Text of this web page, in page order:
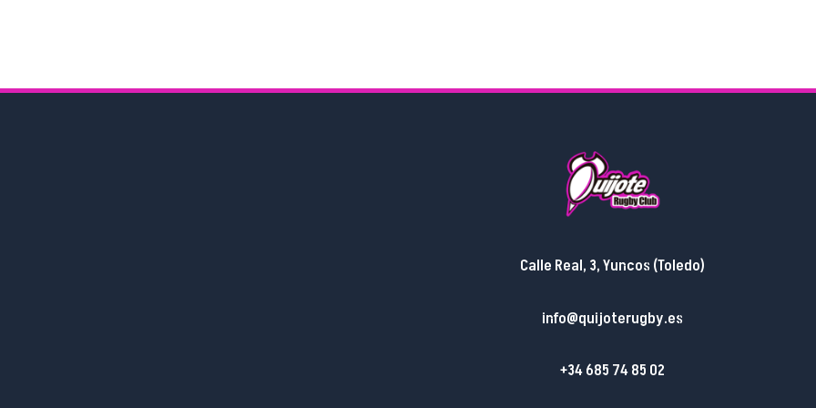
Calle Real, 3, Yuncos (Toledo)
info@quijoterugby.es
+34 685 74 85 02